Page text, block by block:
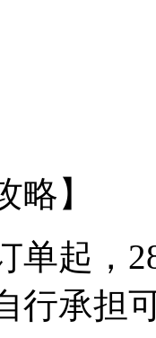
略】
单起，
行承担